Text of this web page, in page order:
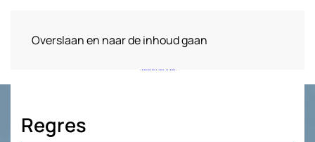
Overslaan en naar de inhoud gaan
Regres